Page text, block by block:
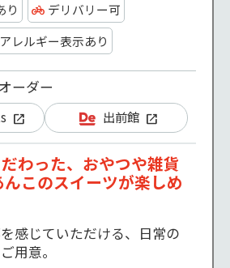
り
デリバリー可
アレルギー表示あり
ーダー
出前館
だわった、おやつや雑貨
んこのスイーツが楽しめ
感じていただける、日常の
用意。